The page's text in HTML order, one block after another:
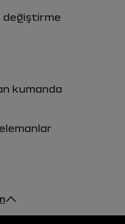
değiştirme
kumanda
elemanlar